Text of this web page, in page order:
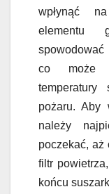
wpłynąć
elementu
spowodować
co może
pożaru. Aby
należy
poczekać, aż
filtr
końcu